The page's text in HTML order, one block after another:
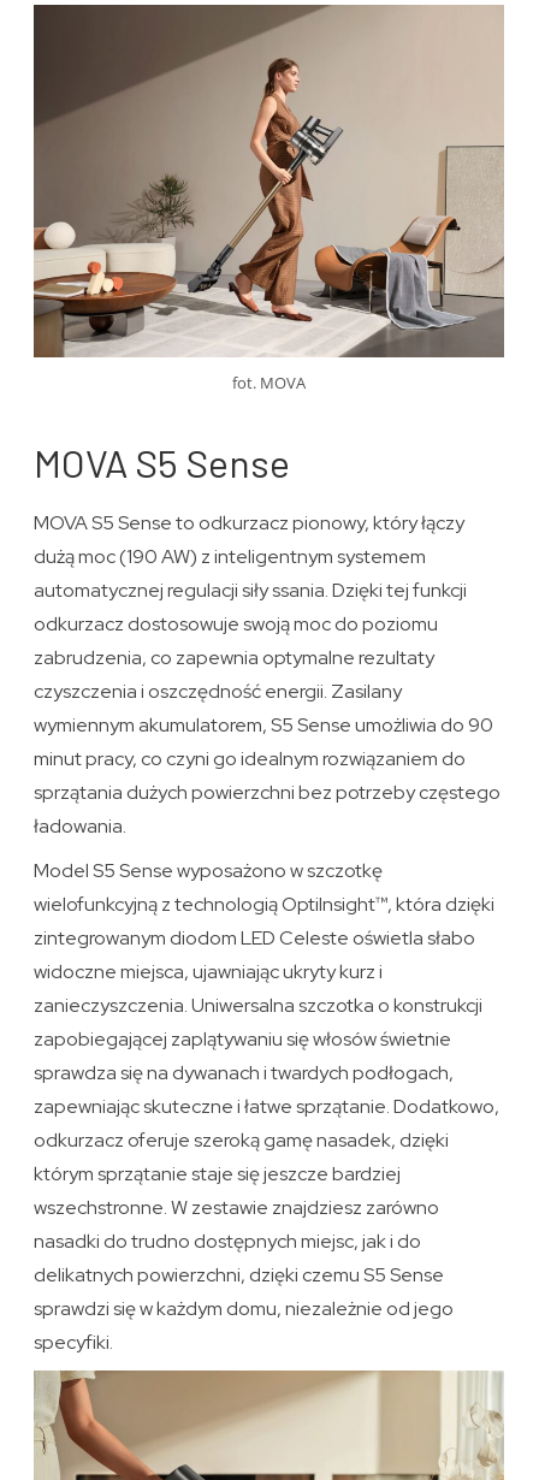
fot. MOVA
MOVA S5 Sense
MOVA S5 Sense to odkurzacz pionowy, który łączy
dużą moc (190 AW) z inteligentnym systemem
automatycznej regulacji siły ssania. Dzięki tej funkcji
odkurzacz dostosowuje swoją moc do poziomu
zabrudzenia, co zapewnia optymalne rezultaty
czyszczenia i oszczędność energii. Zasilany
wymiennym akumulatorem, S5 Sense umożliwia do 90
minut pracy, co czyni go idealnym rozwiązaniem do
sprzątania dużych powierzchni bez potrzeby częstego
ładowania.
Model S5 Sense wyposażono w szczotkę
wielofunkcyjną z technologią OptiInsight™, która dzięki
zintegrowanym diodom LED Celeste oświetla słabo
widoczne miejsca, ujawniając ukryty kurz i
zanieczyszczenia. Uniwersalna szczotka o konstrukcji
zapobiegającej zaplątywaniu się włosów świetnie
sprawdza się na dywanach i twardych podłogach,
zapewniając skuteczne i łatwe sprzątanie. Dodatkowo,
odkurzacz oferuje szeroką gamę nasadek, dzięki
którym sprzątanie staje się jeszcze bardziej
wszechstronne. W zestawie znajdziesz zarówno
nasadki do trudno dostępnych miejsc, jak i do
delikatnych powierzchni, dzięki czemu S5 Sense
sprawdzi się w każdym domu, niezależnie od jego
specyfiki.